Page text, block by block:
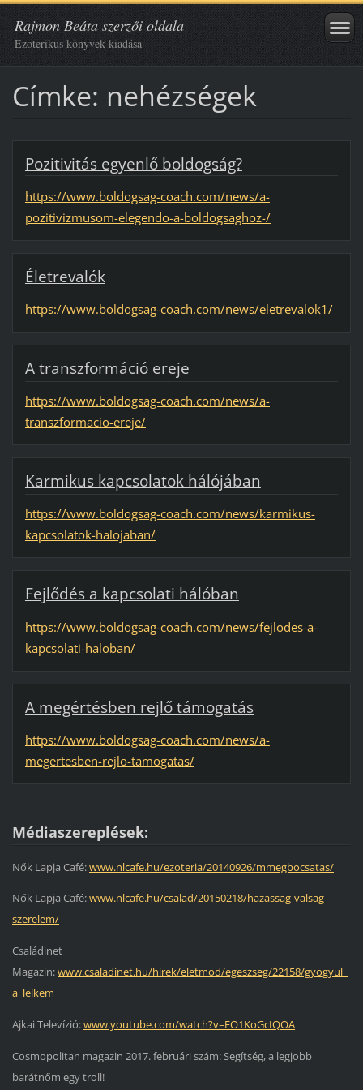
Rajmon Beáta szerzői oldala
Ezoterikus könyvek kiadása
Címke: nehézségek
Pozitivitás egyenlő boldogság?
https://www.boldogsag-coach.com/news/a-
pozitivizmusom-elegendo-a-boldogsaghoz-/
Életrevalók
https://www.boldogsag-coach.com/news/eletrevalok1/
A transzformáció ereje
https://www.boldogsag-coach.com/news/a-
transzformacio-ereje/
Karmikus kapcsolatok hálójában
https://www.boldogsag-coach.com/news/karmikus-
kapcsolatok-halojaban/
Fejlődés a kapcsolati hálóban
https://www.boldogsag-coach.com/news/fejlodes-a-
kapcsolati-haloban/
A megértésben rejlő támogatás
https://www.boldogsag-coach.com/news/a-
megertesben-rejlo-tamogatas/
Médiaszereplések:
Nők Lapja Café:www.nlcafe.hu/ezoteria/20140926/mmegbocsatas/
Nők Lapja Café:www.nlcafe.hu/csalad/20150218/hazassag-valsag-
szerelem/
Családinet
Magazin:www.csaladinet.hu/hirek/eletmod/egeszseg/22158/gyogyul_
a_lelkem
Ajkai Televízió:www.youtube.com/watch?v=FO1KoGcIQOA
Cosmopolitan magazin 2017. februári szám: Segítség, a legjobb
barátnőm egy troll!